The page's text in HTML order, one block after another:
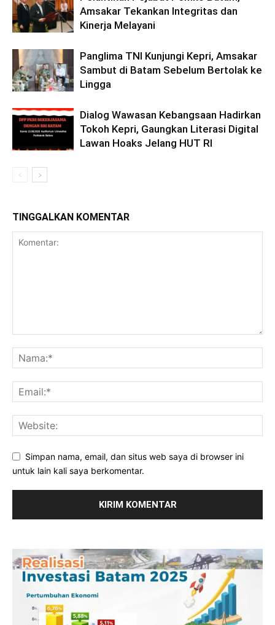
Amsakar Tekankan Integritas dan
Kinerja Melayani
Panglima TNI Kunjungi Kepri, Amsakar
Sambut di Batam Sebelum Bertolak ke
Lingga
Dialog Wawasan Kebangsaan Hadirkan
Tokoh Kepri, Gaungkan Literasi Digital
Lawan Hoaks Jelang HUT RI
TINGGALKAN KOMENTAR
Simpan nama, email, dan situs web saya di browser ini
untuk lain kali saya berkomentar.